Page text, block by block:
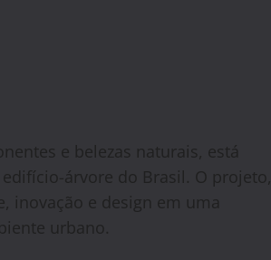
e belezas naturais, está
árvore do Brasil. O projeto,
inovação e design em uma
urbano.